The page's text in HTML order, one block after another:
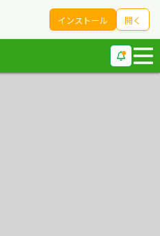
インストール 開く